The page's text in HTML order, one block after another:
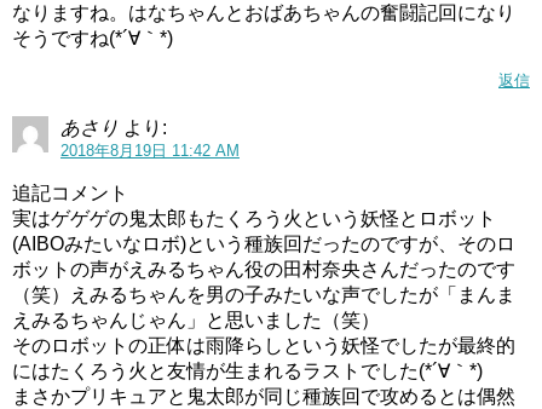
なりますね。はなちゃんとおばあちゃんの奮闘記回になり
そうですね(*´∀｀*)
返信
あさり より:
2018年8月19日 11:42 AM
追記コメント
実はゲゲゲの鬼太郎もたくろう火という妖怪とロボット
(AIBOみたいなロボ)という種族回だったのですが、そのロ
ボットの声がえみるちゃん役の田村奈央さんだったのです
（笑）えみるちゃんを男の子みたいな声でしたが「まんま
えみるちゃんじゃん」と思いました（笑）
そのロボットの正体は雨降らしという妖怪でしたが最終的
にはたくろう火と友情が生まれるラストでした(*´∀｀*)
まさかプリキュアと鬼太郎が同じ種族回で攻めるとは偶然